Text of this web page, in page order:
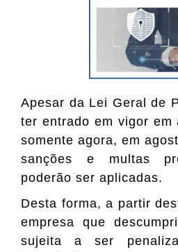
Apesar da Lei Geral de
ter entrado em vigor em
somente agora, em
sanções e multas
poderão ser aplicadas.
Desta forma, a partir
empresa que
sujeita a ser